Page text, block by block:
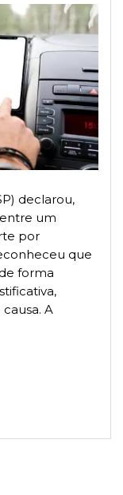
declarou,
um
por
que
forma
A